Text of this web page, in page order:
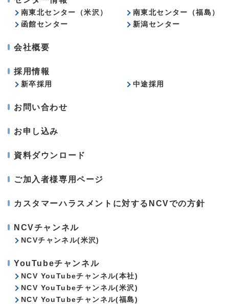
南東北センター（米沢）
南東北センター（福島）
函館センター
新潟センター
会社概要
採用情報
新卒採用 中途採用
お問い合わせ
お申し込み
資料ダウンロード
ご加入者様専用ページ
カスタマーハラスメントに対するNCVでの方針
NCVチャンネル
NCVチャンネル(米沢)
YouTubeチャンネル
NCV YouTubeチャンネル(本社)
NCV YouTubeチャンネル(米沢)
NCV YouTubeチャンネル(福島)